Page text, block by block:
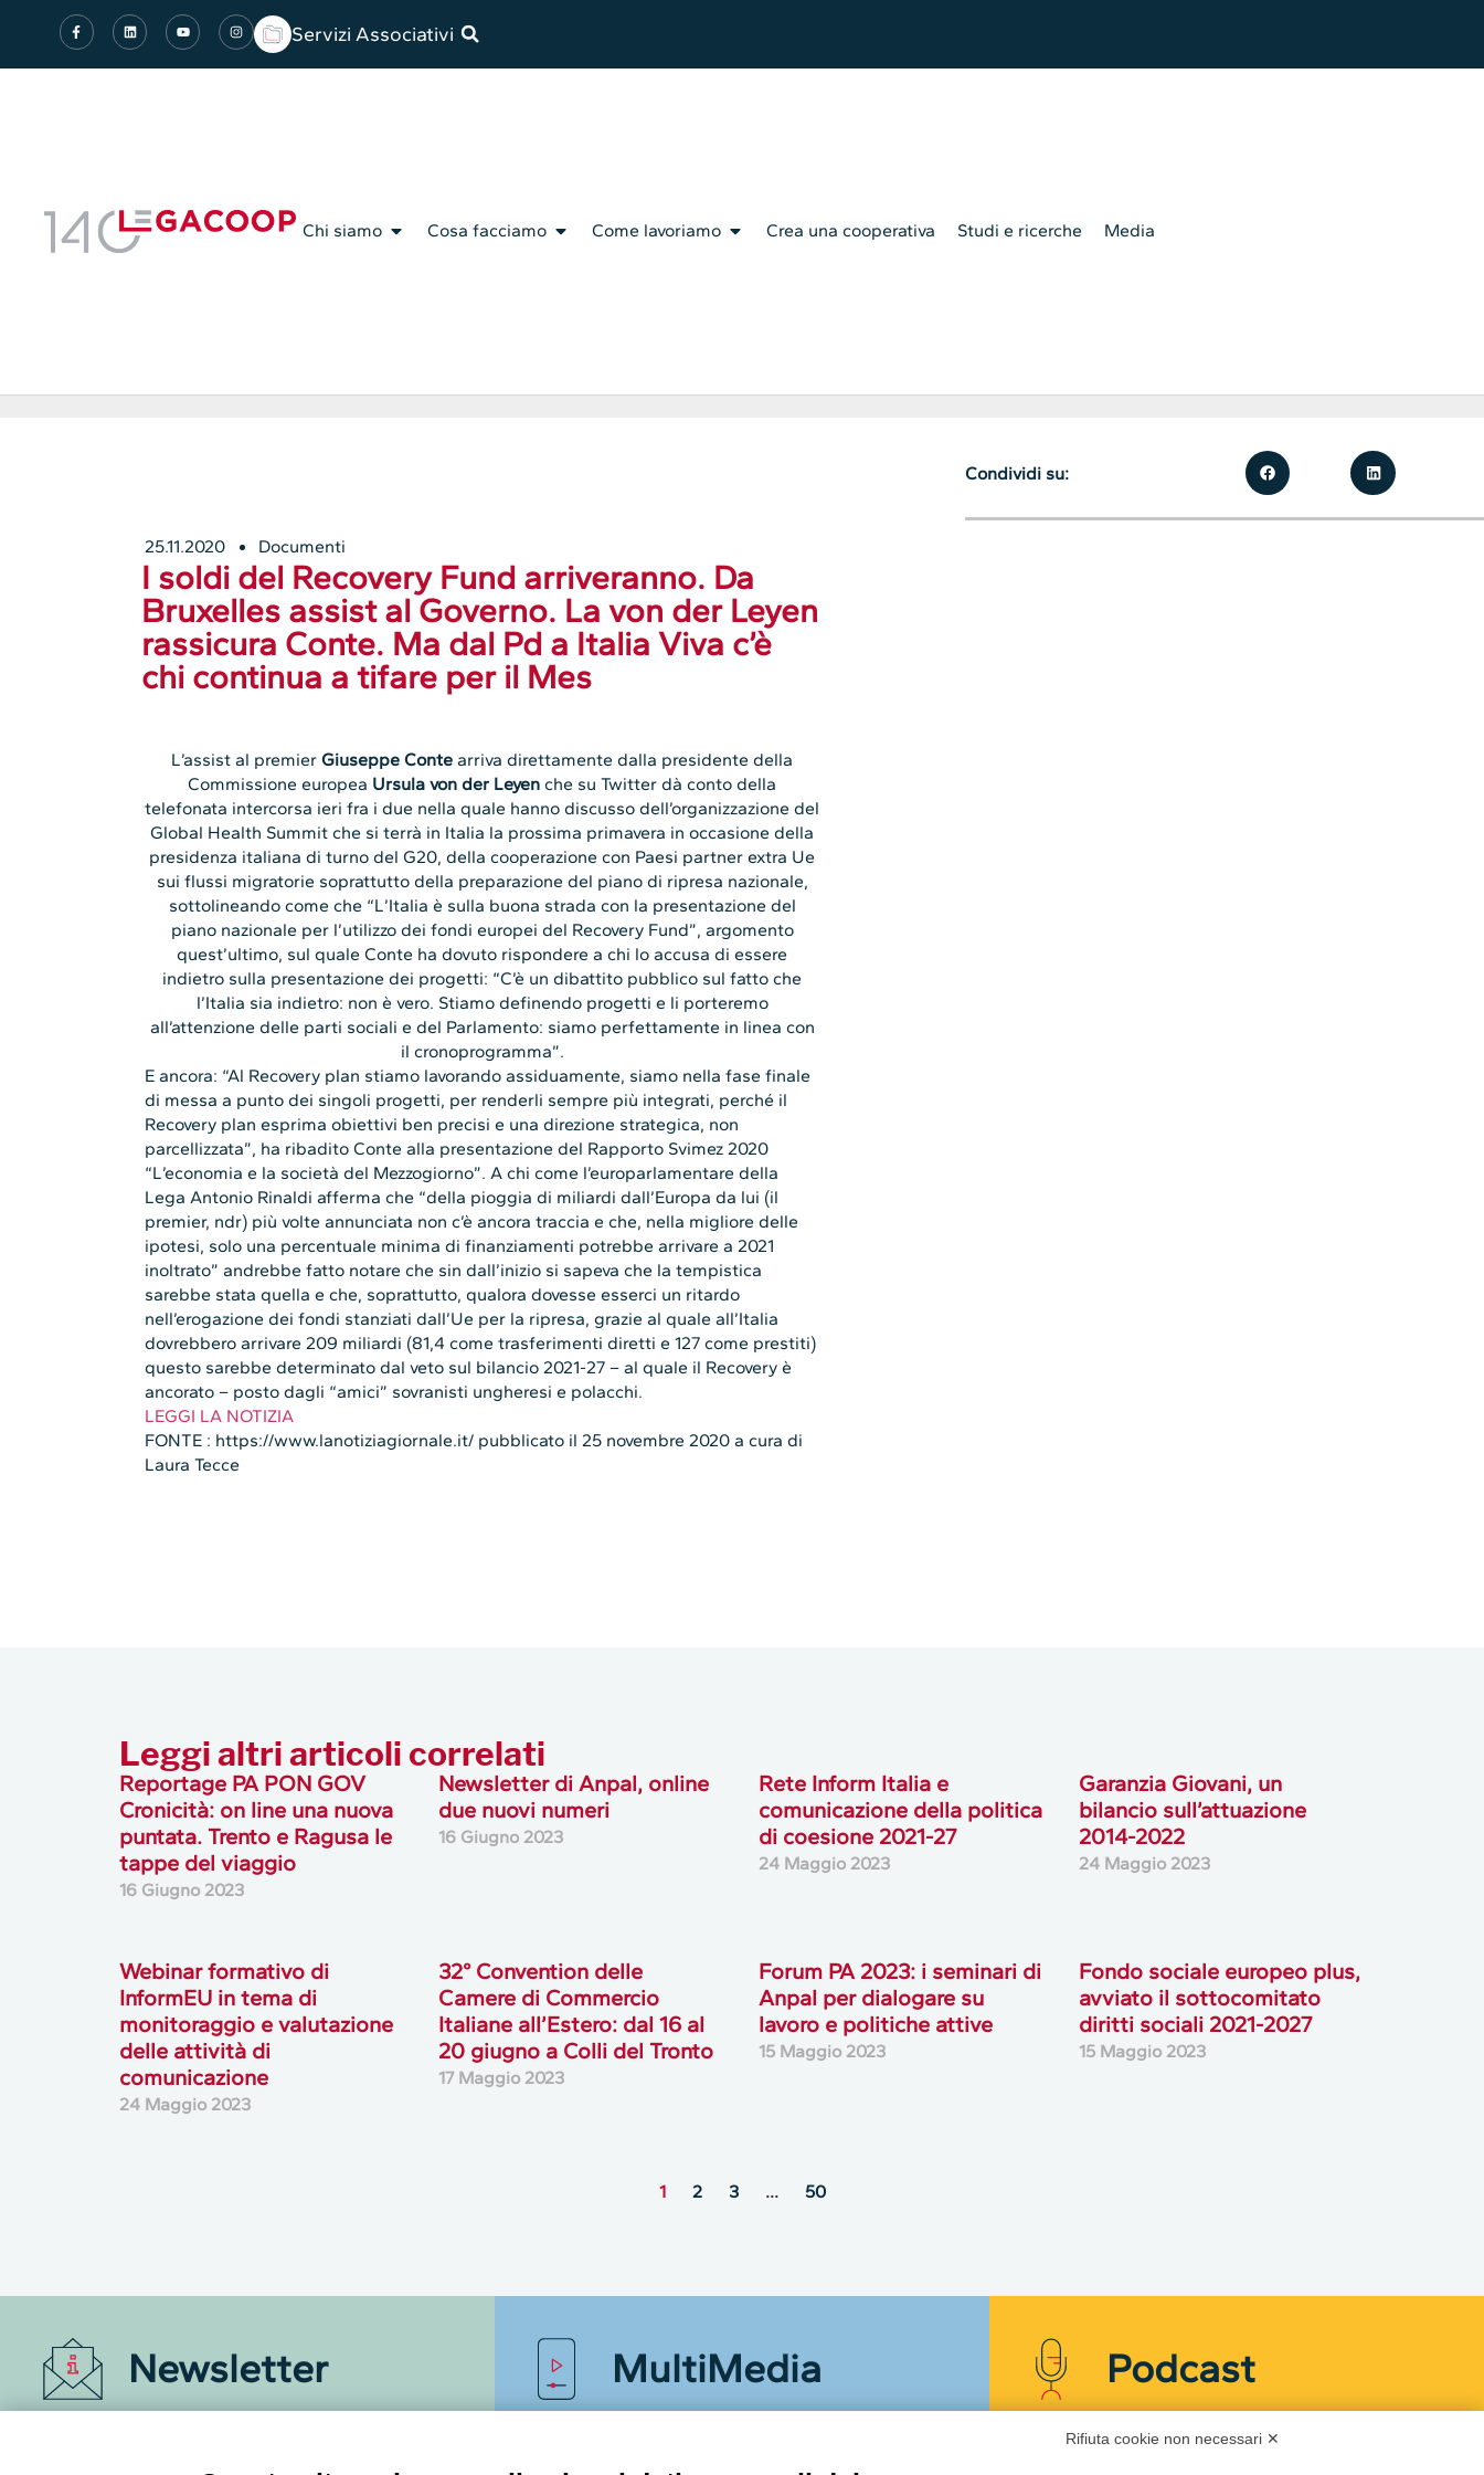
Servizi Associativi
Chi siamo Cosa facciamo Come lavoriamo Crea una cooperativa Studi e ricerche Media
25.11.2020 Documenti
I soldi del Recovery Fund arriveranno. Da
Bruxelles assist al Governo. La von der Leyen
rassicura Conte. Ma dal Pd a Italia Viva c’è
chi continua a tifare per il Mes
L’assist al premierGiuseppe Conte arriva direttamente dalla presidente della
Commissione europea Ursula von der Leyen che su Twitter dà conto della
telefonata intercorsa ieri fra i due nella quale hanno discusso dell’organizzazione del
Global Health Summit che si terrà in Italia la prossima primavera in occasione della
presidenza italiana di turno del G20, della cooperazione con Paesi partner extra Ue
sui flussi migratorie soprattutto della preparazione del piano di ripresa nazionale,
sottolineando come che “L’Italia è sulla buona strada con la presentazione del
piano nazionale per l’utilizzo dei fondi europei del Recovery Fund”, argomento
quest’ultimo, sul quale Conte ha dovuto rispondere a chi lo accusa di essere
indietro sulla presentazione dei progetti: “C’è un dibattito pubblico sul fatto che
l’Italia sia indietro: non è vero. Stiamo definendo progetti e li porteremo
all’attenzione delle parti sociali e del Parlamento: siamo perfettamente in linea con
il cronoprogramma”.
E ancora: “Al Recovery plan stiamo lavorando assiduamente, siamo nella fase finale
di messa a punto dei singoli progetti, per renderli sempre più integrati, perché il
Recovery plan esprima obiettivi ben precisi e una direzione strategica, non
parcellizzata”, ha ribadito Conte alla presentazione del Rapporto Svimez 2020
“L’economia e la società del Mezzogiorno”. A chi come l’europarlamentare della
Lega Antonio Rinaldi afferma che “della pioggia di miliardi dall’Europa da lui (il
premier, ndr) più volte annunciata non c’è ancora traccia e che, nella migliore delle
ipotesi, solo una percentuale minima di finanziamenti potrebbe arrivare a 2021
inoltrato” andrebbe fatto notare che sin dall’inizio si sapeva che la tempistica
sarebbe stata quella e che, soprattutto, qualora dovesse esserci un ritardo
nell’erogazione dei fondi stanziati dall’Ue per la ripresa, grazie al quale all’Italia
dovrebbero arrivare 209 miliardi (81,4 come trasferimenti diretti e 127 come prestiti)
questo sarebbe determinato dal veto sul bilancio 2021-27 – al quale il Recovery è
ancorato – posto dagli “amici” sovranisti ungheresi e polacchi.
LEGGI LA NOTIZIA
FONTE : https://www.lanotiziagiornale.it/ pubblicato il 25 novembre 2020 a cura di
Laura Tecce
Condividi su:
Leggi altri articoli correlati
Reportage PA PON GOV
Cronicità: on line una nuova
puntata. Trento e Ragusa le
tappe del viaggio
16 Giugno 2023
Newsletter di Anpal, online
due nuovi numeri
16 Giugno 2023
Rete Inform Italia e
comunicazione della politica
di coesione 2021-27
24 Maggio 2023
Garanzia Giovani, un
bilancio sull’attuazione
2014-2022
24 Maggio 2023
Webinar formativo di
InformEU in tema di
monitoraggio e valutazione
delle attività di
comunicazione
24 Maggio 2023
32° Convention delle
Camere di Commercio
Italiane all’Estero: dal 16 al
20 giugno a Colli del Tronto
17 Maggio 2023
Forum PA 2023: i seminari di
Anpal per dialogare su
lavoro e politiche attive
15 Maggio 2023
Fondo sociale europeo plus,
avviato il sottocomitato
diritti sociali 2021-2027
15 Maggio 2023
1 2 3 … 50
Newsletter MultiMedia Podcast
Rifiuta cookie non necessari ✕